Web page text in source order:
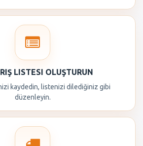
LISTESI OLUŞTURUN
kaydedin, listenizi dilediğiniz gibi
düzenleyin.